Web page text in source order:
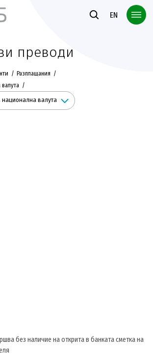
EN
преводи
Разплащания
валута
без наличие на открита в банката сметка на